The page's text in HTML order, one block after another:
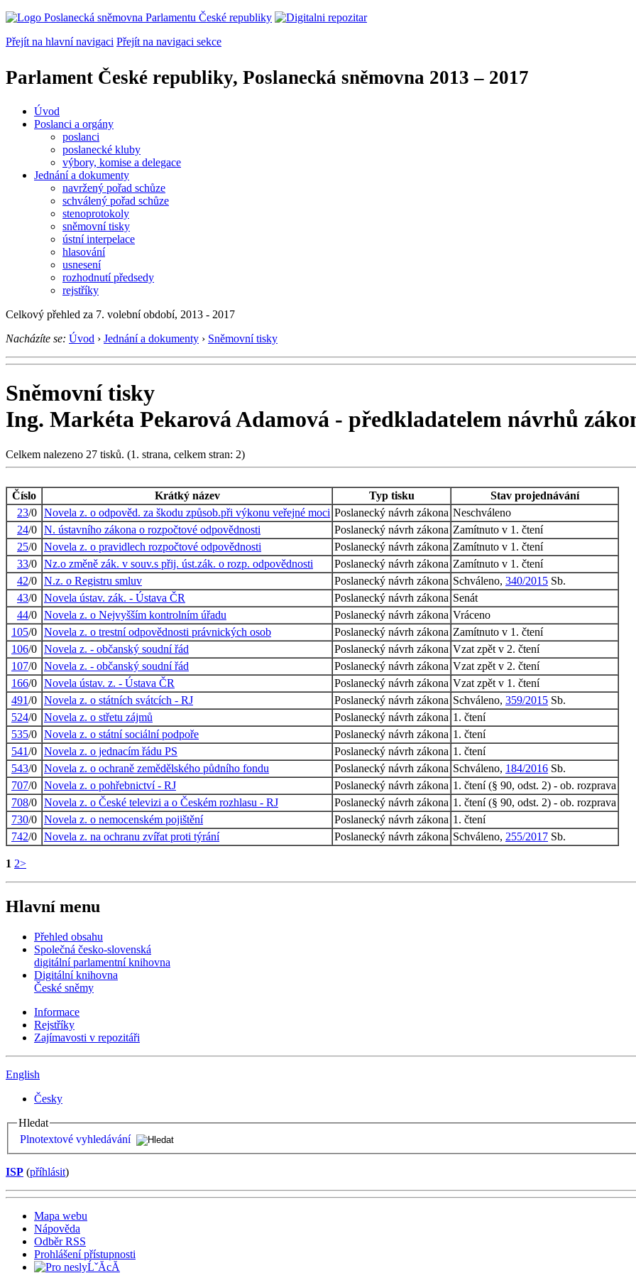
Přejít na hlavní navigaci Přejít na navigaci sekce
Parlament České republiky, Poslanecká sněmovna 2013 – 2017
Úvod
Poslanci a orgány
poslanci
poslanecké kluby
výbory, komise a delegace
Jednání a dokumenty
navržený pořad schůze
schválený pořad schůze
stenoprotokoly
sněmovní tisky
ústní interpelace
hlasování
usnesení
rozhodnutí předsedy
rejstříky
Celkový přehled za 7. volební období, 2013 - 2017
Nacházíte se: Úvod › Jednání a dokumenty › Sněmovní tisky
Sněmovní tisky
Ing. Markéta Pekarová Adamová - předkladatelem návrhů
Celkem nalezeno 27 tisků. (1. strana, celkem stran: 2)
Číslo Krátký název Typ tisku
Stav projednávání
23/0 Novela z. o odpověd. za škodu způsob.při výkonu veřejné moci Poslanecký návrh zákona Neschváleno
24/0 N. ústavního zákona o rozpočtové odpovědnosti Poslanecký návrh zákona Zamítnuto v 1. čtení
25/0 Novela z. o pravidlech rozpočtové odpovědnosti Poslanecký návrh zákona Zamítnuto v 1. čtení
33/0 Nz.o změně zák. v souv.s přij. úst.zák. o rozp. odpovědnosti Poslanecký návrh zákona Zamítnuto v 1. čtení
42/0 N.z. o Registru smluv Poslanecký návrh zákona Schváleno, 340/2015 Sb.
43/0 Novela ústav. zák. - Ústava ČR Poslanecký návrh zákona Senát
44/0 Novela z. o Nejvyšším kontrolním úřadu Poslanecký návrh zákona Vráceno
105/0 Novela z. o trestní odpovědnosti právnických osob Poslanecký návrh zákona Zamítnuto v 1. čtení
106/0 Novela z. - občanský soudní řád Poslanecký návrh zákona Vzat zpět v 2. čtení
107/0 Novela z. - občanský soudní řád Poslanecký návrh zákona Vzat zpět v 2. čtení
166/0 Novela ústav. z. - Ústava ČR Poslanecký návrh zákona Vzat zpět v 1. čtení
491/0 Novela z. o státních svátcích - RJ Poslanecký návrh zákona Schváleno, 359/2015 Sb.
524/0 Novela z. o střetu zájmů Poslanecký návrh zákona 1. čtení
535/0 Novela z. o státní sociální podpoře Poslanecký návrh zákona 1. čtení
541/0 Novela z. o jednacím řádu PS Poslanecký návrh zákona 1. čtení
543/0 Novela z. o ochraně zemědělského půdního fondu Poslanecký návrh zákona Schváleno, 184/2016 Sb.
707/0 Novela z. o pohřebnictví - RJ Poslanecký návrh zákona 1. čtení (§ 90, odst. 2) - ob. rozprava
708/0 Novela z. o České televizi a o Českém rozhlasu - RJ Poslanecký návrh zákona 1. čtení (§ 90, odst. 2) - ob. rozprava
730/0 Novela z. o nemocenském pojištění Poslanecký návrh zákona 1. čtení
742/0 Novela z. na ochranu zvířat proti týrání Poslanecký návrh zákona Schváleno, 255/2017 Sb.
1 2>
Hlavní menu
Přehled obsahu
Společná česko-slovenská
digitální parlamentní knihovna
Digitální knihovna
České sněmy
Informace
Rejstříky
Zajímavosti v repozitáři
English
Česky
Hledat
Plnotextové vyhledávání
ISP (příhlásit)
Mapa webu
Nápověda
Odběr RSS
Prohlášení přístupnosti